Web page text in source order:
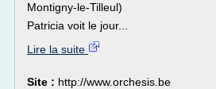
Montigny-le-Tilleul)
Patricia voit le jour...
Lire la suite
Site : http://www.orchesis.be